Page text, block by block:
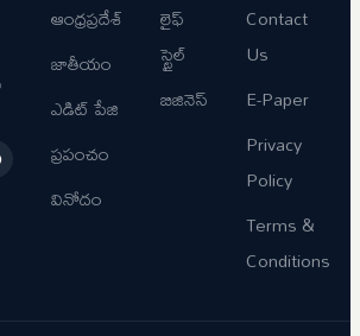
ఆంధ్రప్రదేశ్
జాతీయం
ఎడిట్ పేజి
ప్రపంచం
వినోదం
లైఫ్
స్టైల్
బిజినెస్
Contact
Us
E-Paper
Privacy
Policy
Terms &
Conditions